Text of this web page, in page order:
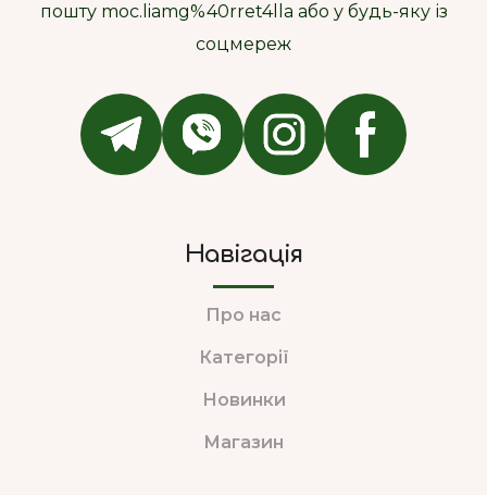
пошту moc.liamg%40rret4lla або у будь-яку із
соцмереж
Навігація
Про нас
Категорії
Новинки
Магазин